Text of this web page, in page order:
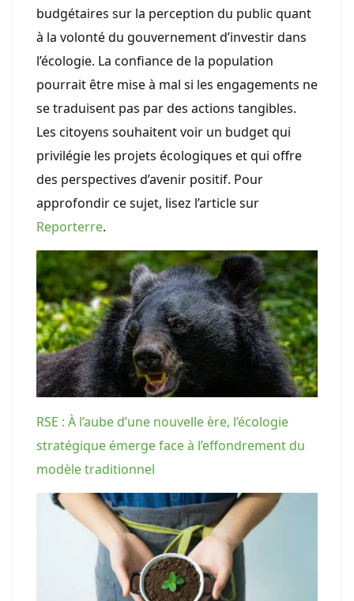
budgétaires sur la perception du public quant
à la volonté du gouvernement d’investir dans
l’écologie. La confiance de la population
pourrait être mise à mal si les engagements ne
se traduisent pas par des actions tangibles.
Les citoyens souhaitent voir un budget qui
privilégie les projets écologiques et qui offre
des perspectives d’avenir positif. Pour
approfondir ce sujet, lisez l’article sur
Reporterre.
RSE : À l’aube d’une nouvelle ère, l’écologie
stratégique émerge face à l’effondrement du
modèle traditionnel